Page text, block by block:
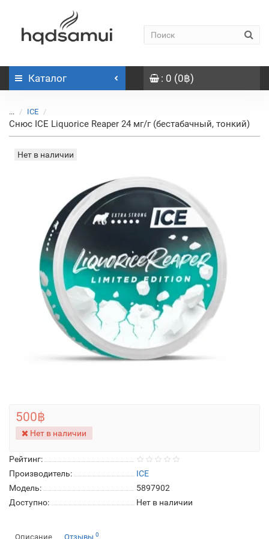
Каталог : 0 (0฿)
... ICE
Снюс ICE Liquorice Reaper 24 мг/г (бестабачный, тонкий)
Нет в наличии
Рейтинг:
Производитель:
ICE
Модель:
5897902
Доступно:
Нет в наличии
500฿
Нет в наличии
Описание Отзывы 0